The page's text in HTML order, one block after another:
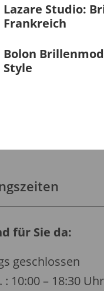
Lazare Studio:
Frankreich
Bolon
Style
für Sie da:
geschlossen
: 10:00 – 18:30 Uhr